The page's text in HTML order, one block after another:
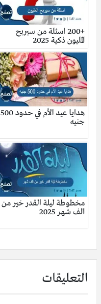
+200 اسئلة من سيربح
المليون ذكية 2025
هدايا عيد الأم في حدود 500
جنيه
مخطوطة ليلة القدر خير من
الف شهر 2025
التعليقات